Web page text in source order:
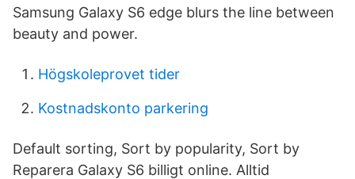
Samsung Galaxy S6 edge blurs the line between
beauty and power.
Högskoleprovet tider
Kostnadskonto parkering
Default sorting, Sort by popularity, Sort by
Reparera Galaxy S6 billigt online. Alltid